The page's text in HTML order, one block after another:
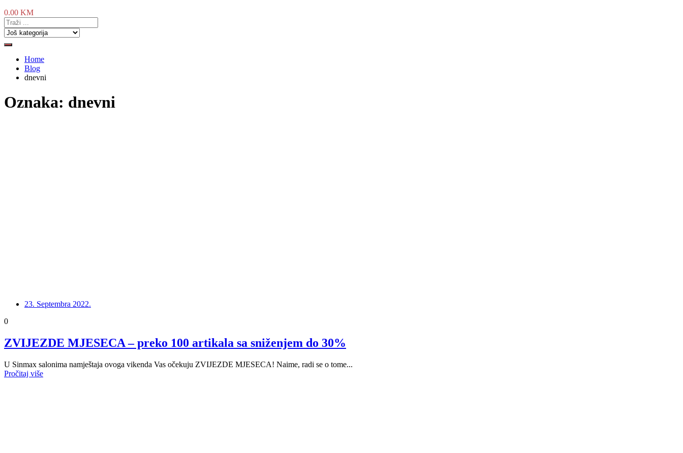
0.00 KM
Home
Blog
dnevni
Oznaka: dnevni
23. Septembra 2022.
0
ZVIJEZDE MJESECA – preko 100 artikala sa sniženjem do 30%
U Sinmax salonima namještaja ovoga vikenda Vas očekuju ZVIJEZDE MJESECA! Naime, radi se o tome...
Pročitaj više